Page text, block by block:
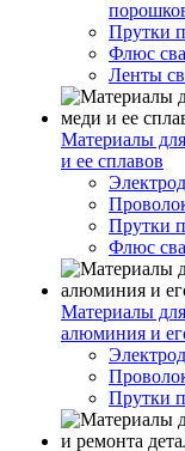
Прутки
Флюс
Ленты
Материалы
и ее сплавов
Прутки
Флюс
Материалы
алюминия и
Прутки